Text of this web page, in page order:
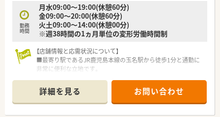
勤務
時間
月水09:00～19:00(休憩60分)
金09:00～20:00(休憩60分)
火土09:00～14:00(休憩00分)
※週38時間の1ヵ月単位の変形労働時間制
【店舗情報と応需状況について】
■最寄り駅であるJR鹿児島本線の玉名駅から徒歩1分と通勤に
非常に便利な立地です。
枚応需する環境です。
■薬剤師はパートを含め4名から5名ほど在籍しており事務員も
2名配置されています。
詳細を見る お問い合わせ